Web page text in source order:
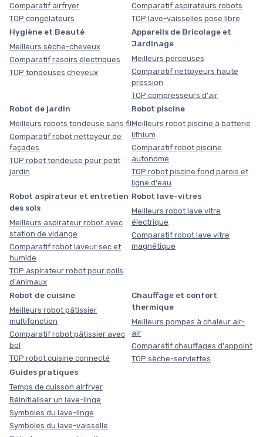
Comparatif airfryer
TOP congélateurs
Comparatif aspirateurs robots
TOP lave-vaisselles pose libre
Hygiène et Beauté
Meilleurs sèche-cheveux
Comparatif rasoirs électriques
TOP tondeuses cheveux
Appareils de Bricolage et
Jardinage
Meilleurs perceuses
Comparatif nettoyeurs haute
pression
TOP compresseurs d'air
Robot de jardin
Meilleurs robots tondeuse sans fil
Comparatif robot nettoyeur de
façades
TOP robot tondeuse pour petit
jardin
Robot piscine
Meilleurs robot piscine à batterie
lithium
Comparatif robot piscine
autonome
TOP robot piscine fond parois et
ligne d'eau
Robot aspirateur et entretien
des sols
Meilleurs aspirateur robot avec
station de vidange
Comparatif robot laveur sec et
humide
TOP aspirateur robot pour poils
d'animaux
Robot lave-vitres
Meilleurs robot lave vitre
électrique
Comparatif robot lave vitre
magnétique
Robot de cuisine
Meilleurs robot pâtissier
multifonction
Comparatif robot pâtissier avec
bol
TOP robot cuisine connecté
Chauffage et confort
thermique
Meilleurs pompes à chaleur air-
air
Comparatif chauffages d'appoint
TOP sèche-serviettes
Guides pratiques
Temps de cuisson airfryer
Réinitialiser un lave-linge
Symboles du lave-linge
Symboles du lave-vaisselle